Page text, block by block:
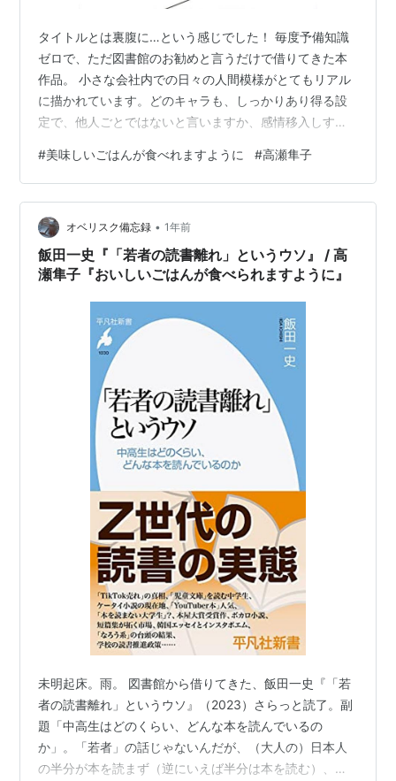
タイトルとは裏腹に…という感じでした！ 毎度予備知識
ゼロで、ただ図書館のお勧めと言うだけで借りてきた本
作品。 小さな会社内での日々の人間模様がとてもリアル
に描かれています。どのキャラも、しっかりあり得る設
定で、他人ごとではないと言いますか、感情移入しすぎ
グでは無いのが最近傾向のようですけど、日々リアルで
人間関係に悩む僕らに、直球でその部分を見せられるの
で、僕には少々重かったです。あまりにハッピーエンデ
ィングは引きますが、ある程度気持ちよく終わるように
願ってしまうのは年齢と自分の境遇や育った背景があり
そうです(;^_^A とはいえ、それ…
#美味しいごはんが食べれますように #高瀬隼子
オベリスク備忘録 • 1年前
飯田一史『「若者の読書離れ」というウソ』 / 高
瀬隼子『おいしいごはんが食べられますように』
未明起床。雨。 図書館から借りてきた、飯田一史『「若
者の読書離れ」というウソ』（2023）さらっと読了。副
題「中高生はどのくらい、どんな本を読んでいるの
か」。「若者」の話じゃないんだが、（大人の）日本人
の半分が本を読まず（逆にいえば半分は本を読む）、本